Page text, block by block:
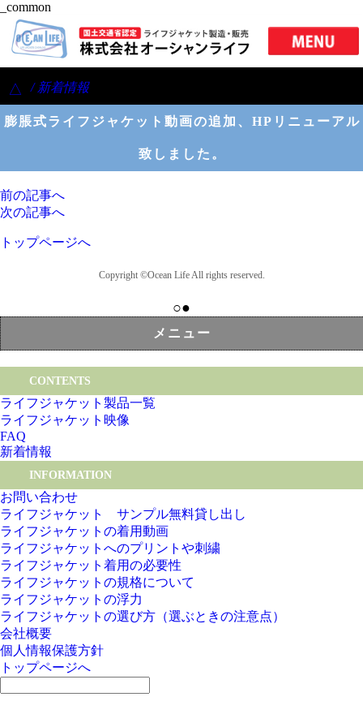
_common
△ / 新着情報
膨脹式ライフジャケット動画の追加、HPリニューアル
致しました。
前の記事へ
次の記事へ
トップページへ
Copyright ©Ocean Life All rights reserved.
○●
メニュー
CONTENTS
ライフジャケット製品一覧
ライフジャケット映像
FAQ
新着情報
INFORMATION
お問い合わせ
ライフジャケット サンプル無料貸し出し
ライフジャケットの着用動画
ライフジャケットへのプリントや刺繍
ライフジャケット着用の必要性
ライフジャケットの規格について
ライフジャケットの浮力
ライフジャケットの選び方（選ぶときの注意点）
会社概要
個人情報保護方針
トップページへ